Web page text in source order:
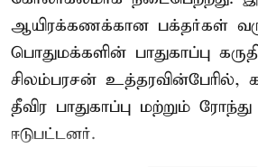
ஆயிரக்கணக்கான பக்தர்கள்
பொதுமக்களின் பாதுகாப்பு
சிலம்பரசன் உத்தரவின்பேரில்,
தீவிர பாதுகாப்பு மற்றும்
ஈடுபட்டனர்.